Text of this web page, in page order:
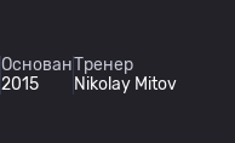
Основан
2015
Тренер
Nikolay Mitov